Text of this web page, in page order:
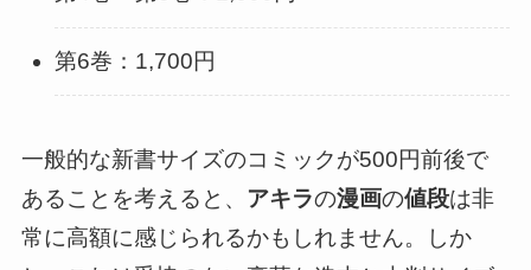
第6巻：1,700円
一般的な新書サイズのコミックが500円前後で
あることを考えると、 アキラの漫画の値段は非
常に高額に感じられるかもしれません。しか